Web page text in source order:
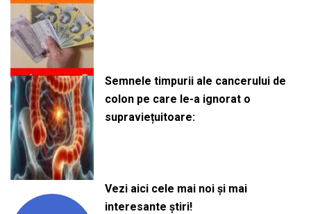
Semnele timpurii ale cancerului de
colon pe care le-a ignorat o
supraviețuitoare:
Vezi aici cele mai noi și mai
interesante știri!